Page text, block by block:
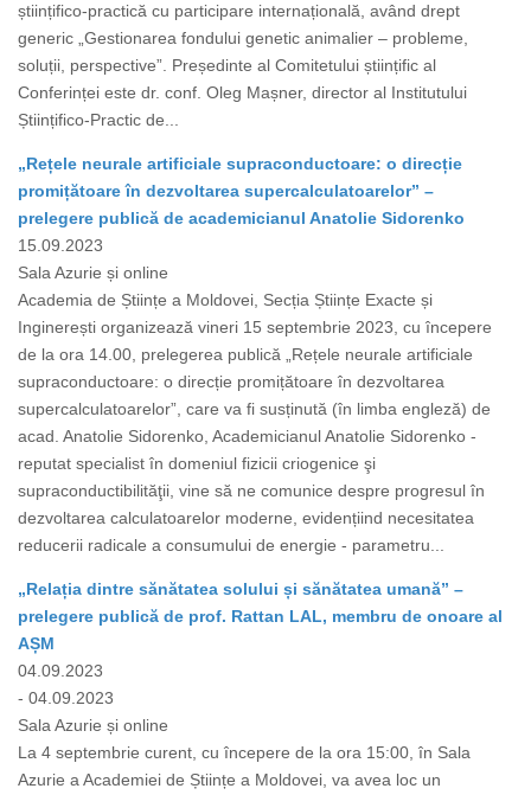
științifico-practică cu participare internațională, având drept
generic „Gestionarea fondului genetic animalier – probleme,
soluții, perspective”. Președinte al Comitetului științific al
Conferinței este dr. conf. Oleg Mașner, director al Institutului
Științifico-Practic de...
„Rețele neurale artificiale supraconductoare: o direcție
promițătoare în dezvoltarea supercalculatoarelor” –
prelegere publică de academicianul Anatolie Sidorenko
15.09.2023
Sala Azurie și online
Academia de Științe a Moldovei, Secția Științe Exacte și
Inginerești organizează vineri 15 septembrie 2023, cu începere
de la ora 14.00, prelegerea publică „Rețele neurale artificiale
supraconductoare: o direcție promițătoare în dezvoltarea
supercalculatoarelor”, care va fi susținută (în limba engleză) de
acad. Anatolie Sidorenko, Academicianul Anatolie Sidorenko -
reputat specialist în domeniul fizicii criogenice şi
supraconductibilităţii, vine să ne comunice despre progresul în
dezvoltarea calculatoarelor moderne, evidențiind necesitatea
reducerii radicale a consumului de energie - parametru...
„Relația dintre sănătatea solului și sănătatea umană” –
prelegere publică de prof. Rattan LAL, membru de onoare al
AȘM
04.09.2023
- 04.09.2023
Sala Azurie și online
La 4 septembrie curent, cu începere de la ora 15:00, în Sala
Azurie a Academiei de Științe a Moldovei, va avea loc un